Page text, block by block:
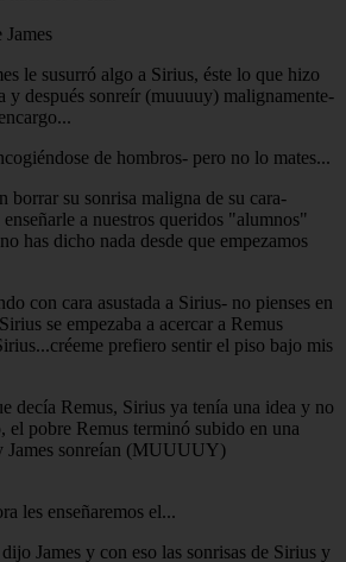
le susurró algo a Sirius, éste lo que hizo
y después sonreír (muuuuy) malignamente-
de hombros- pero no lo mates...
borrar su sonrisa maligna de su cara-
a nuestros queridos "alumnos"
has dicho nada desde que empezamos
con cara asustada a Sirius- no pienses en
se empezaba a acercar a Remus
prefiero sentir el piso bajo mis
decía Remus, Sirius ya tenía una idea y no
el pobre Remus terminó subido en una
James sonreían (MUUUUY)
les enseñaremos el...
James y con eso las sonrisas de Sirius y